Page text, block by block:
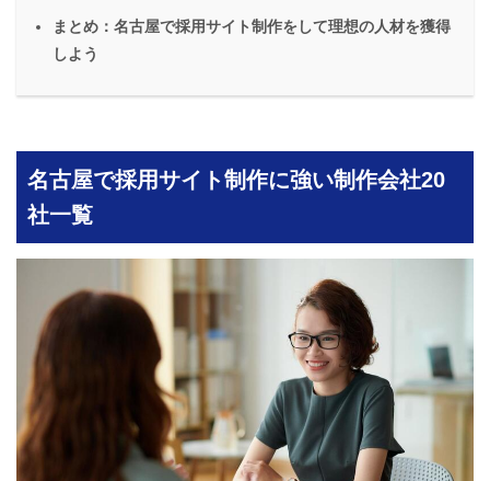
まとめ：名古屋で採用サイト制作をして理想の人材を獲得
しよう
名古屋で採用サイト制作に強い制作会社20
社一覧